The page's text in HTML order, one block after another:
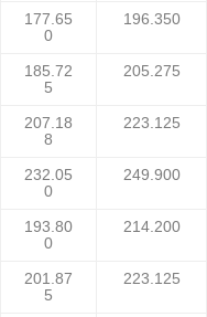
177.65
0
196.350
185.72
5
205.275
207.18
8
223.125
232.05
0
249.900
193.80
0
214.200
201.87
5
223.125